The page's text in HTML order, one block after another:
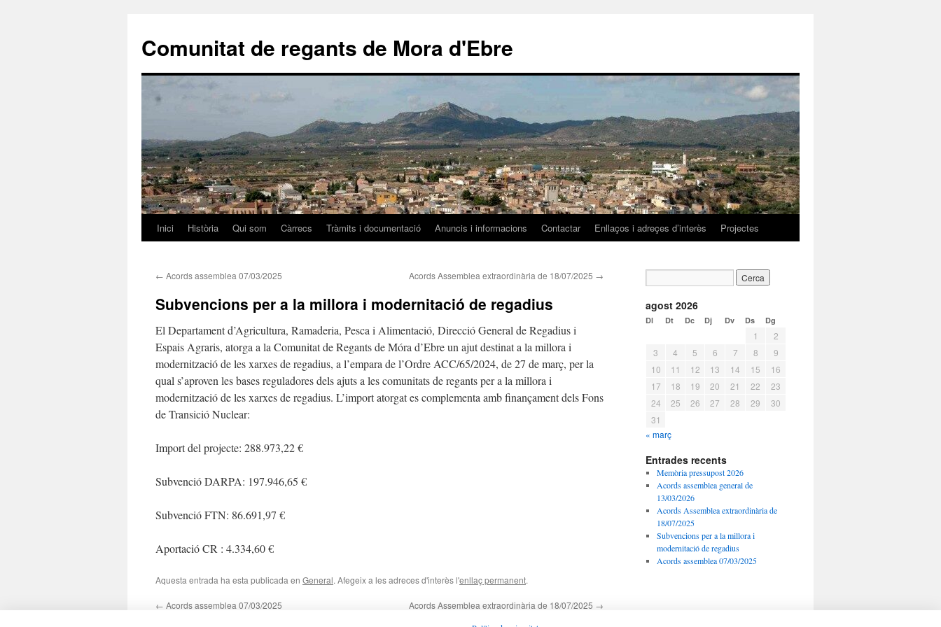
Comunitat de regants de Mora d'Ebre
Vés
contingut
Inici Història Qui som Càrrecs Tràmits i documentació Anuncis i informacions Contactar Enllaços i adreçes d’interès Projectes
← Acords assemblea 07/03/2025 Acords Assemblea extraordinària de 18/07/2025 →
Subvencions per a la millora i modernitació de regadius
El Departament d’Agricultura, Ramaderia, Pesca i Alimentació, Direcció General de Regadius i
Espais Agraris, atorga a la Comunitat de Regants de Móra d’Ebre un ajut destinat a la millora i
modernització de les xarxes de regadius, a l’empara de l’Ordre ACC/65/2024, de 27 de març, per la
qual s’aproven les bases reguladores dels ajuts a les comunitats de regants per a la millora i
modernització de les xarxes de regadius. L’import atorgat es complementa amb finançament dels Fons
de Transició Nuclear:
Import del projecte: 288.973,22 €
Subvenció DARPA: 197.946,65 €
Subvenció FTN: 86.691,97 €
Aportació CR : 4.334,60 €
Aquesta entrada ha esta publicada en General. Afegeix a les adreces d'interès l'enllaç permanent.
← Acords assemblea 07/03/2025 Acords Assemblea extraordinària de 18/07/2025 →
agost 2026
Dl Dt Dc Dj Dv Ds Dg
1
2
3
4 5 6 7 8
9
10
11 12 13 14 15
16
17
18 19 20 21 22
23
24
25 26 27 28 29
30
31
« març
Entrades recents
Memòria pressupost 2026
Acords assemblea general de
13/03/2026
Acords Assemblea extraordinària de
18/07/2025
Subvencions per a la millora i
modernitació de regadius
Acords assemblea 07/03/2025